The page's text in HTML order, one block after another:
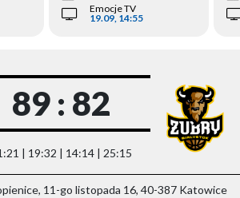
Emocje TV
19.09, 14:55
89 : 82
| 19:32 | 14:14 | 25:15
11-go listopada 16, 40-387 Katowice